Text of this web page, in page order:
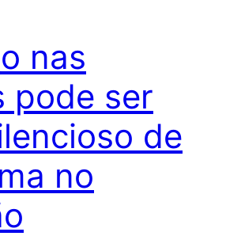
nas
pode ser
de
no